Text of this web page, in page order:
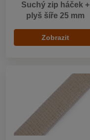
Suchý zip háček +
plyš šíře 25 mm
Zobrazit